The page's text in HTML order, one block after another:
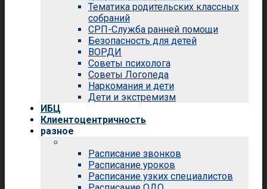
Тематика родительских классных
собраний
СРП-Служба ранней помощи
Безопасность для детей
ВОРДИ
Советы психолога
Советы Логопеда
Наркомания и дети
Дети и экстремизм
ИБЦ
Клиентоцентричность
разное
Расписание звонков
Расписание уроков
Расписание узких специалистов